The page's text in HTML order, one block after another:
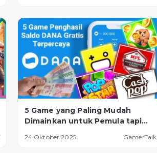
5 Game yang Paling Mudah
Dimainkan untuk Pemula tapi
24 Oktober 2025 GamerTalk